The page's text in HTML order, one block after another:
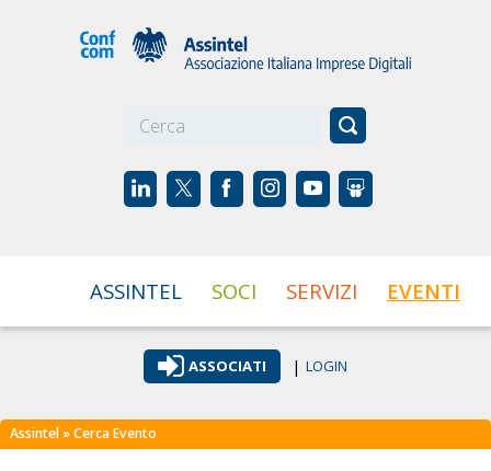
ASSINTEL SOCI SERVIZI EVENTI
ASSOCIATI | LOGIN
Assintel » Cerca Evento